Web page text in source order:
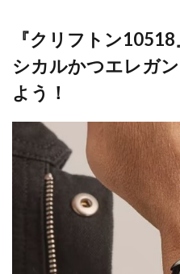
『クリフトン
シカルかつエレガ
よう！